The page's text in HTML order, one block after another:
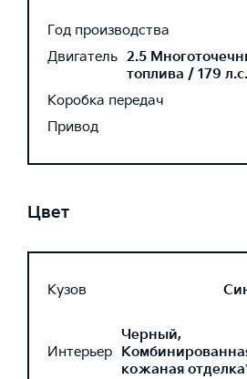
Год производства
Двигатель 2.5
топлива / 179
Коробка передач
Привод
Цвет
Кузов
Интерьер
Черный,
кожаная